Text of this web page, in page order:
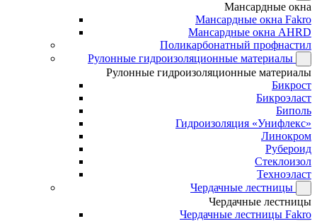
Мансардные окна
Мансардные окна Fakro
Мансардные окна AHRD
Поликарбонатный профнастил
Рулонные гидроизоляционные материалы
Рулонные гидроизоляционные материалы
Бикрост
Бикроэласт
Биполь
Гидроизоляция «Унифлекс»
Линокром
Рубероид
Стеклоизол
Техноэласт
Чердачные лестницы
Чердачные лестницы
Чердачные лестницы Fakro